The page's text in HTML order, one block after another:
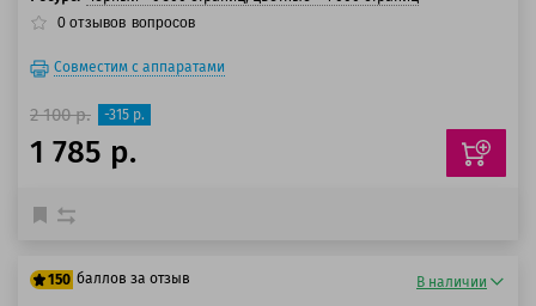
0 отзывов вопросов
Совместим с аппаратами
2 100 р. -315 р.
1 785 р.
150 баллов за отзыв В наличии